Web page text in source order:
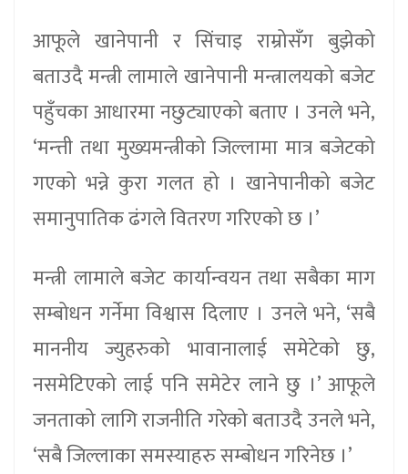
आफूले खानेपानी र सिंचाइ राम्रोसँग बुझेको
बताउदै मन्त्री लामाले खानेपानी मन्त्रालयको बजेट
पहुँचका आधारमा नछुट्याएको बताए । उनले भने,
‘मन्त्ती तथा मुख्यमन्त्रीको जिल्लामा मात्र बजेटको
गएको भन्ने कुरा गलत हो । खानेपानीको बजेट
समानुपातिक ढंगले वितरण गरिएको छ ।’
मन्त्री लामाले बजेट कार्यान्वयन तथा सबैका माग
सम्बोधन गर्नेमा विश्वास दिलाए । उनले भने, ‘सबै
माननीय ज्युहरुको भावानालाई समेटेको छु,
नसमेटिएको लाई पनि समेटेर लाने छु ।’ आफूले
जनताको लागि राजनीति गरेको बताउदै उनले भने,
‘सबै जिल्लाका समस्याहरु सम्बोधन गरिनेछ ।’